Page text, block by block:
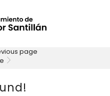
page